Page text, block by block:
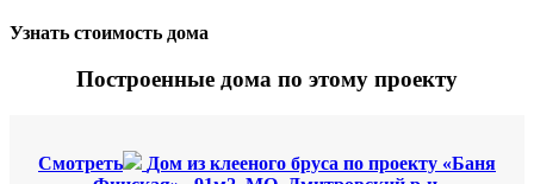
Узнать стоимость дома
Построенные дома по этому проекту
Смотреть
Дом из клееного бруса по проекту «Баня